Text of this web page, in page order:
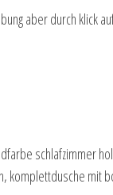
aber durch klick
schlafzimmer
komplettdusche mit